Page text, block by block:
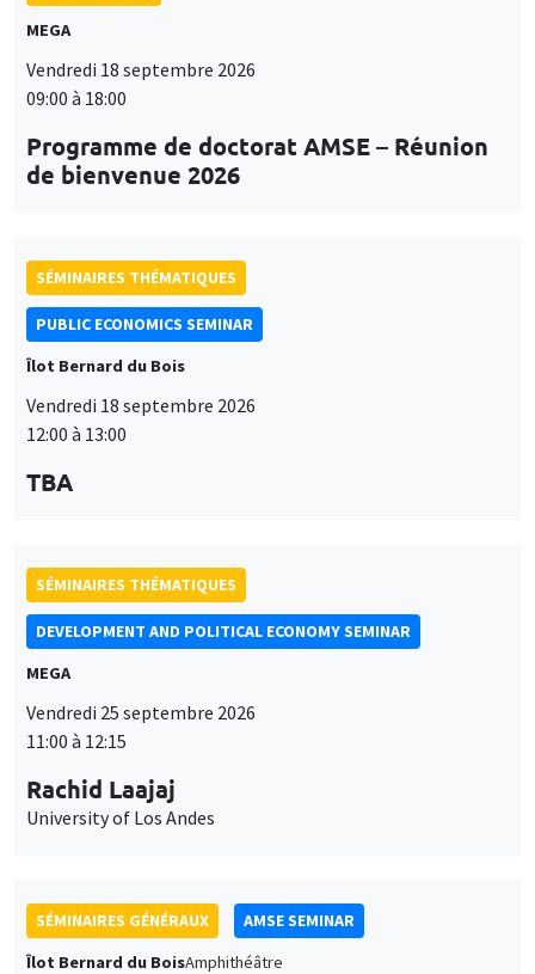
MEGA
Vendredi 18 septembre 2026
09:00 à 18:00
Programme de doctorat AMSE – Réunion
de bienvenue 2026
SÉMINAIRES THÉMATIQUES
PUBLIC ECONOMICS SEMINAR
Îlot Bernard du Bois
Vendredi 18 septembre 2026
12:00 à 13:00
TBA
SÉMINAIRES THÉMATIQUES
DEVELOPMENT AND POLITICAL ECONOMY SEMINAR
MEGA
Vendredi 25 septembre 2026
11:00 à 12:15
Rachid Laajaj
University of Los Andes
SÉMINAIRES GÉNÉRAUX
AMSE SEMINAR
Îlot Bernard du BoisAmphithéâtre